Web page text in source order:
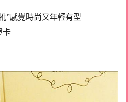
”感覺時尚又年輕有型
卡